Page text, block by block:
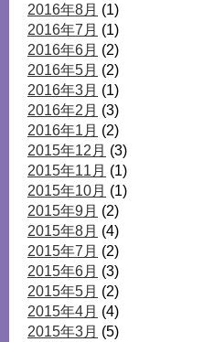
2016年8月 (1)
2016年7月 (1)
2016年6月 (2)
2016年5月 (2)
2016年3月 (1)
2016年2月 (3)
2016年1月 (2)
2015年12月 (3)
2015年11月 (1)
2015年10月 (1)
2015年9月 (2)
2015年8月 (4)
2015年7月 (2)
2015年6月 (3)
2015年5月 (2)
2015年4月 (4)
2015年3月 (5)